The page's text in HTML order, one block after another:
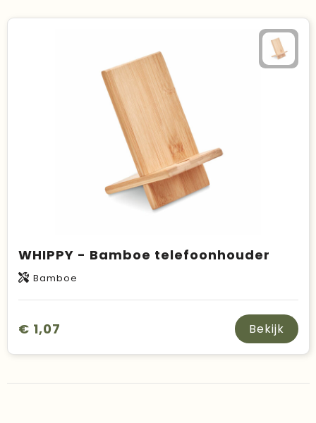
WHIPPY - Bamboe telefoonhouder
Bamboe
€ 1,07 Bekijk